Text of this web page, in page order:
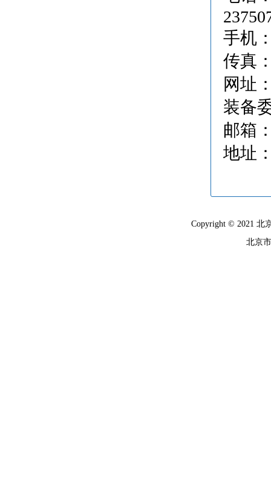
手机
传真
网址
装备
邮箱
地址
Copyright © 2021
北京